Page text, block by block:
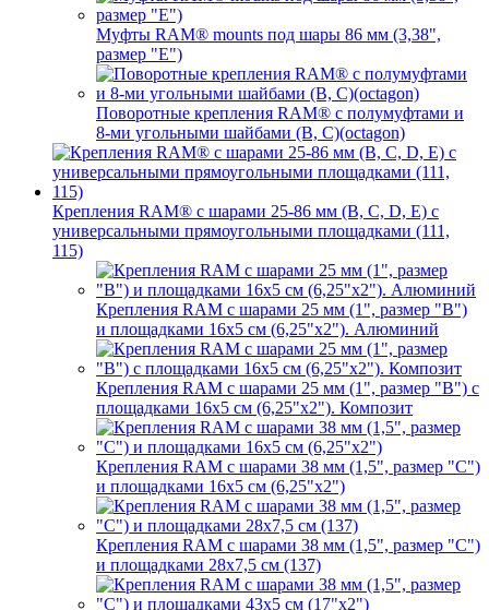
Муфты RAM® mounts под шары 86 мм (3,38",
размер "E")
Поворотные крепления RAM® c полумуфтами и
8-ми угольными шайбами (B, C)(octagon)
Крепления RAM® с шарами 25-86 мм (B, C, D, E) с
универсальными прямоугольными площадками (111,
115)
Крепления RAM с шарами 25 мм (1", размер "B")
и площадками 16х5 см (6,25"х2"). Алюминий
Крепления RAM с шарами 25 мм (1", размер "B") с
площадками 16х5 см (6,25"х2"). Композит
Крепления RAM с шарами 38 мм (1,5", размер "C")
и площадками 16х5 см (6,25"х2")
Крепления RAM с шарами 38 мм (1,5", размер "C")
и площадками 28х7,5 см (137)